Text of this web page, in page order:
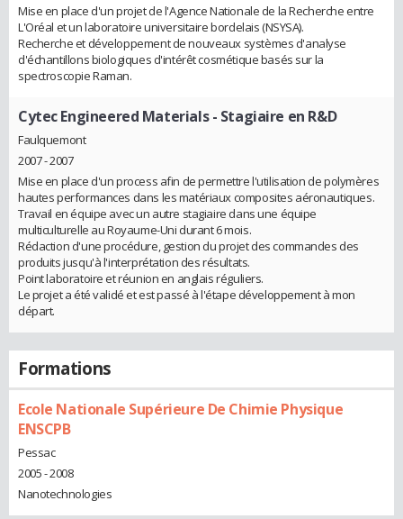
Mise en place d'un projet de l'Agence Nationale de la Recherche entre
L'Oréal et un laboratoire universitaire bordelais (NSYSA).
Recherche et développement de nouveaux systèmes d'analyse
d'échantillons biologiques d'intérêt cosmétique basés sur la
spectroscopie Raman.
Cytec Engineered Materials- Stagiaire en R&D
Faulquemont
2007 - 2007
Mise en place d'un process afin de permettre l'utilisation de polymères
hautes performances dans les matériaux composites aéronautiques.
Travail en équipe avec un autre stagiaire dans une équipe
multiculturelle au Royaume-Uni durant 6 mois.
Rédaction d'une procédure, gestion du projet des commandes des
produits jusqu'à l'interprétation des résultats.
Point laboratoire et réunion en anglais réguliers.
Le projet a été validé et est passé à l'étape développement à mon
départ.
Formations
Ecole Nationale Supérieure De Chimie Physique
ENSCPB
Pessac
2005 - 2008
Nanotechnologies